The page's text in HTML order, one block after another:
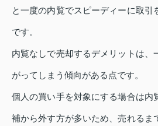
と一度の内覧でスピーディーに取引
です。
内覧なしで売却するデメリットは、
がってしまう傾向がある点です。
個人の買い手を対象にする場合は内
補から外す方が多いため、売れるま